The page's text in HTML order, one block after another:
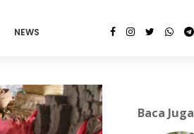
NEWS
Baca Juga